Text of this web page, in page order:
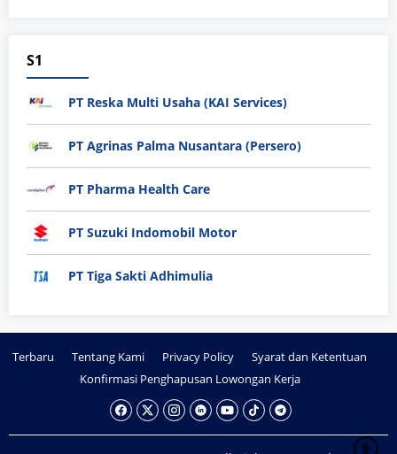
S1
PT Reska Multi Usaha (KAI Services)
PT Agrinas Palma Nusantara (Persero)
PT Pharma Health Care
PT Suzuki Indomobil Motor
PT Tiga Sakti Adhimulia
Terbaru Tentang Kami Privacy Policy
Syarat dan Ketentuan
Konfirmasi Penghapusan Lowongan Kerja